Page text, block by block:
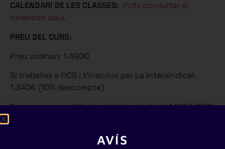
CALENDARI DE LES CLASSES: Pots consultar el
calendari aquí.
PREU DEL CURS:
Preu ordinari: 1.490€
Si treballes a l’ICS i t’inscrius per La Intersindical:
1.340€ (10% descompte)
Per a persones afiliades a la Intersindical: 1.190€ (20%
AVÍS